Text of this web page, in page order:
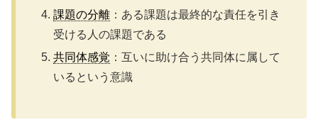
課題の分離 ：ある課題は最終的な責任を引き
受ける人の課題である
共同体感覚 ：互いに助け合う共同体に属して
いるという意識